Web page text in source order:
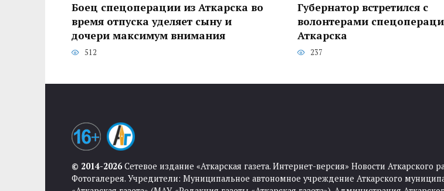
Боец спецоперации из Аткарска во
время отпуска уделяет сыну и
дочери максимум внимания
512
Губернатор встретился с
волонтерами
Аткарска
237
© 2014-2026Сетевое издание «Аткарская газета. Интернет-версия» Новости
Фотогалерея. Учредители: Муниципальное автономное учреждение Аткарского